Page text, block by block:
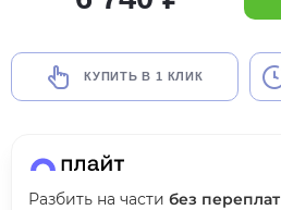
КУПИТЬ В 1 КЛИК
Разбить на части без переплат